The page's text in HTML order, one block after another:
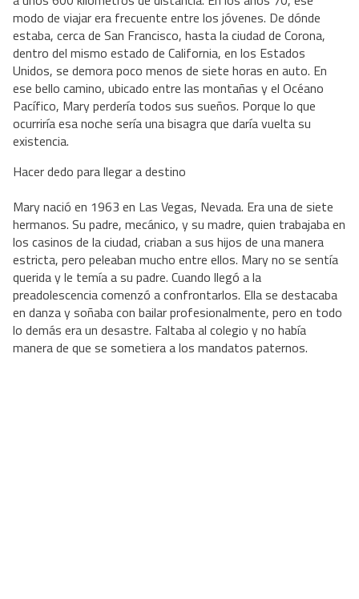
modo de viajar era frecuente entre los jóvenes. De dónde
estaba, cerca de San Francisco, hasta la ciudad de Corona,
dentro del mismo estado de California, en los Estados
Unidos, se demora poco menos de siete horas en auto. En
ese bello camino, ubicado entre las montañas y el Océano
Pacífico, Mary perdería todos sus sueños. Porque lo que
ocurriría esa noche sería una bisagra que daría vuelta su
existencia.
Hacer dedo para llegar a destino
Mary nació en 1963 en Las Vegas, Nevada. Era una de siete
hermanos. Su padre, mecánico, y su madre, quien trabajaba en
los casinos de la ciudad, criaban a sus hijos de una manera
estricta, pero peleaban mucho entre ellos. Mary no se sentía
querida y le temía a su padre. Cuando llegó a la
preadolescencia comenzó a confrontarlos. Ella se destacaba
en danza y soñaba con bailar profesionalmente, pero en todo
lo demás era un desastre. Faltaba al colegio y no había
manera de que se sometiera a los mandatos paternos.